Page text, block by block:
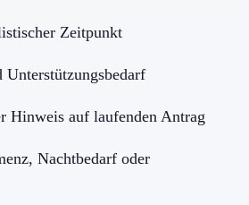
Zeitpunkt
Hinweis auf laufenden Antrag
Nachtbedarf oder